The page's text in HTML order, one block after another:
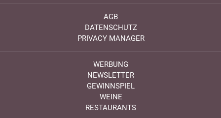
AGB
DATENSCHUTZ
PRIVACY MANAGER
WERBUNG
NEWSLETTER
GEWINNSPIEL
WEINE
RESTAURANTS